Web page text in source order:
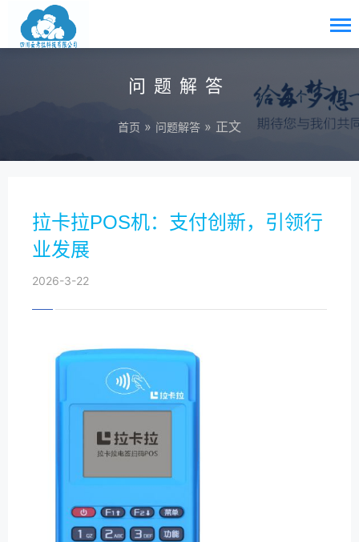
问题解答
首页 » 问题解答 » 正文
拉卡拉POS机：支付创新，引领行
业发展
2026-3-22